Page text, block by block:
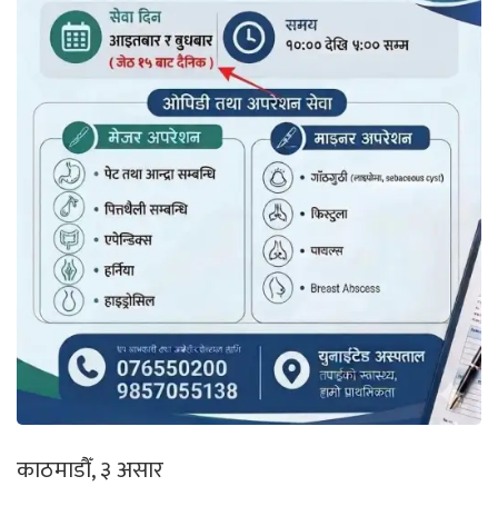
काठमाडौँ, ३ असार